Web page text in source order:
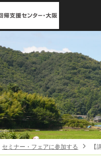
セミナー・フェアに参加する